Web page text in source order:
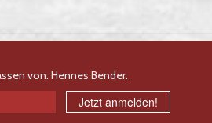
von: Hennes Bender.
Jetzt anmelden!